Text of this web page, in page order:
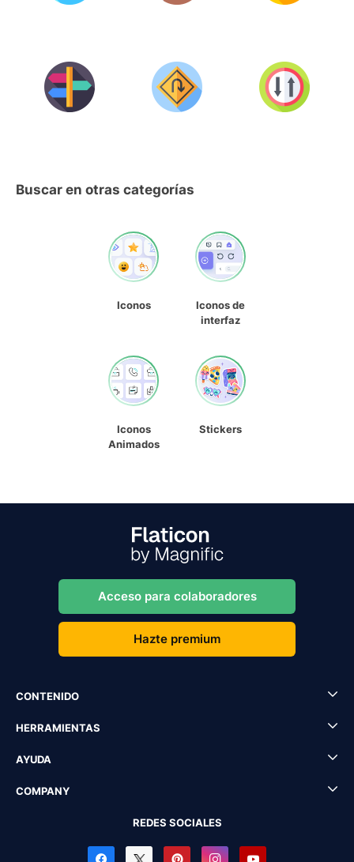
Buscar en otras categorías
Iconos
Iconos de
interfaz
Iconos
Animados
Stickers
Acceso para colaboradores
Hazte premium
CONTENIDO
HERRAMIENTAS
AYUDA
COMPANY
REDES SOCIALES